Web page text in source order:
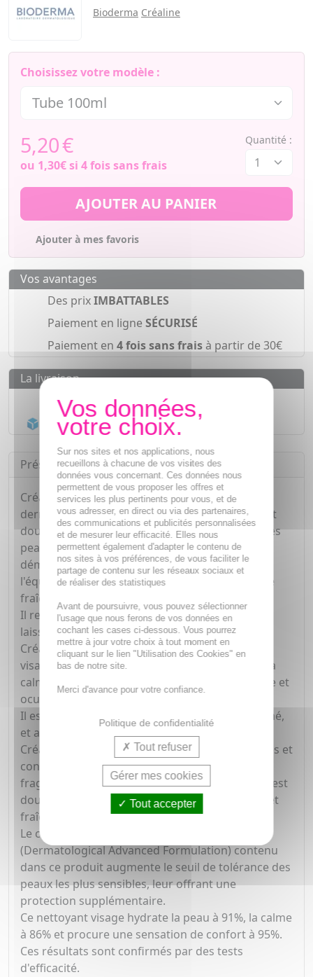
Bioderma Créaline
Choisissez votre modèle :
5,20€
ou 1,30€si 4 fois sans frais
Quantité :
AJOUTER AU PANIER
Ajouter à mes favoris
Vos avantages
Des prixIMBATTABLES
Paiement en ligneSÉCURISÉ
Paiement en 4 fois sans fraisà partir de 30€
La livraison
Livraison gratuite dès55€
Acheminement Chronopost
Présentation
Créaline Gel Moussant du laboratoire
dermatologique BIODERMA est un gel nettoyant
doux pour le visage, spécialement conçu pour les
peaux sensibles. Son action nettoyante et
démaquillante se fait en douceur, respectant
l'équilibre cutané et procurant une sensation de
fraîcheur immédiate.
Il renforce l'hydratation naturelle de la peau, la
laissant douce et confortable.
Créaline Gel Moussant nettoie et démaquille le
visage et les yeux en douceur, hydrate la peau, la
calme et offre une très bonne tolérance cutanée et
oculaire.
Il est non comédogène, sans savon, non parfumé,
et a un pH physiologique.
Créaline Gel Moussant est adapté à tous les âges et
convient parfaitement aux peaux sensibles et
fragiles. Sa texture onctueuse de gel moussant est
douce et facile à rincer, laissant la peau propre et
fraîche.
Le complexe dermo-breveté D. A. F.™
(Dermatological Advanced Formulation) contenu
dans ce produit augmente le seuil de tolérance des
peaux les plus sensibles, leur offrant une
protection supplémentaire.
Ce nettoyant visage hydrate la peau à 91%, la calme
à 86% et procure une sensation de confort à 95%.
Ces résultats sont confirmés par des tests
d'efficacité.
Sur nos sites et nos applications, nous
recueillons à chacune de vos visites des
données vous concernant. Ces données nous
permettent de vous proposer les offres et
services les plus pertinents pour vous, et de
vous adresser, en direct ou via des partenaires,
des communications et publicités personnalisées
et de mesurer leur efficacité. Elles nous
permettent également d'adapter le contenu de
nos sites à vos préférences, de vous faciliter le
partage de contenu sur les réseaux sociaux et
de réaliser des statistiques
Avant de poursuivre, vous pouvez sélectionner
l'usage que nous ferons de vos données en
cochant les cases ci-dessous. Vous pourrez
mettre à jour votre choix à tout moment en
cliquant sur le lien "Utilisation des Cookies" en
bas de notre site.
Merci d'avance pour votre confiance.
Politique de confidentialité
Tout refuser
Gérer mes cookies
Tout accepter